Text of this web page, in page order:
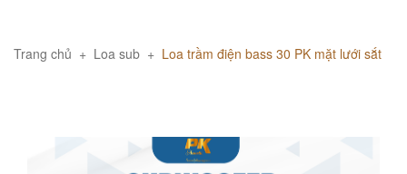
Trang chủ + Loa sub + Loa trầm điện bass 30 PK mặt lưới sắt